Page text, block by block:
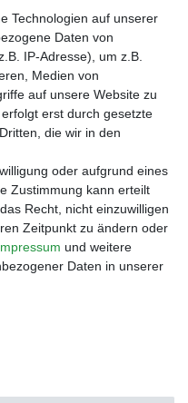
Technologien auf unserer
Daten von
IP-Adresse), um z.B.
Medien von
auf unsere Website zu
erst durch gesetzte
die wir in den
oder aufgrund eines
Zustimmung kann erteilt
Recht, nicht einzuwilligen
Zeitpunkt zu ändern oder
und weitere
Daten in unserer